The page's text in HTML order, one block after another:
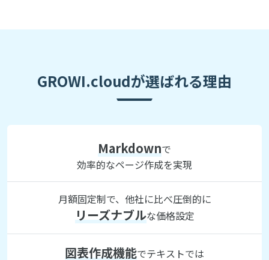
GROWI.cloudが選ばれる理由
Markdownで
効率的なページ作成を実現
月額固定制で、他社に比べ圧倒的に
リーズナブルな価格設定
図表作成機能でテキストでは